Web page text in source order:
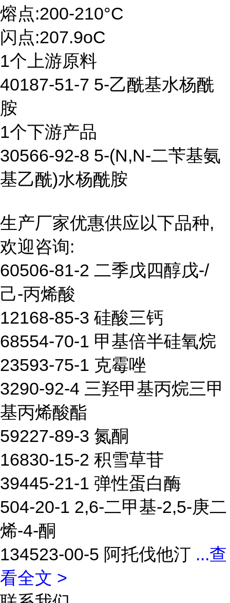
熔点:200-210°C
闪点:207.9oC
1个上游原料
40187-51-7 5-乙酰基水杨酰
胺
1个下游产品
30566-92-8 5-(N,N-二苄基氨
基乙酰)水杨酰胺
生产厂家优惠供应以下品种,
欢迎咨询:
60506-81-2 二季戊四醇戊-/
己-丙烯酸
12168-85-3 硅酸三钙
68554-70-1 甲基倍半硅氧烷
23593-75-1 克霉唑
3290-92-4 三羟甲基丙烷三甲
基丙烯酸酯
59227-89-3 氮酮
16830-15-2 积雪草苷
39445-21-1 弹性蛋白酶
504-20-1 2,6-二甲基-2,5-庚二
烯-4-酮
134523-00-5 阿托伐他汀 ...查
看全文 >